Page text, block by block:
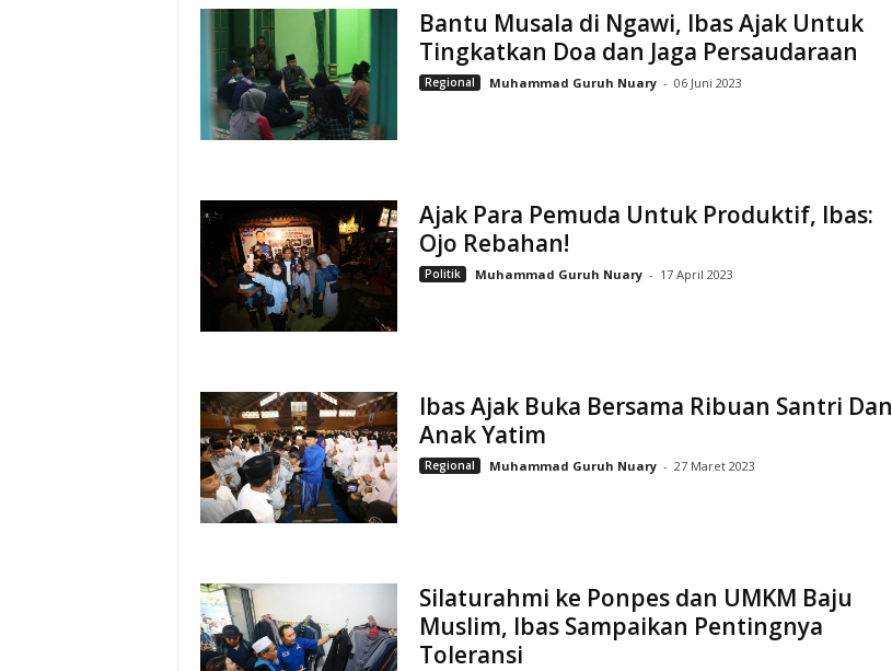
Bantu Musala di Ngawi, Ibas Ajak Untuk
Tingkatkan Doa dan Jaga Persaudaraan
Regional Muhammad Guruh Nuary - 06 Juni 2023
Ajak Para Pemuda Untuk Produktif, Ibas:
Ojo Rebahan!
Politik Muhammad Guruh Nuary - 17 April 2023
Ibas Ajak Buka Bersama Ribuan Santri Dan
Anak Yatim
Regional Muhammad Guruh Nuary - 27 Maret 2023
Silaturahmi ke Ponpes dan UMKM Baju
Muslim, Ibas Sampaikan Pentingnya
Toleransi